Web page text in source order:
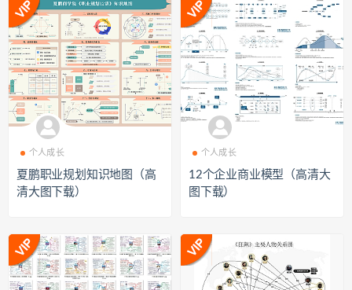
个人成长
夏鹏职业规划知识地图（高
清大图下载）
个人成长
12个企业商业模型（高清大
图下载）